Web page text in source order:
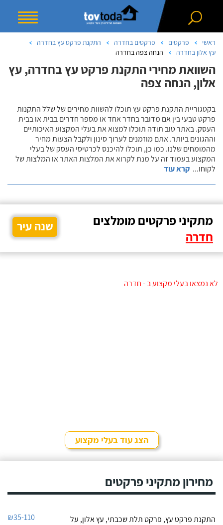
ראשי פרקטים פרקטים בחדרה
התקנת פרקט עץ בחדרה
עץ אלון בחדרה
הנחה צפה בחדרה
השוואת מחירי התקנת פרקט עץ בחדרה, עץ
אלון, הנחה צפה
בקטגוריית התקנת פרקט עץ תוכלו להשוות מחירים של שלל התקנות
פרקט טבעי בין אם מדובר בחדר אחד או מספר חדרים בבית או בבית
העסק. באתר טוב תודה תוכלו למצוא את בעלי המקצוע האיכותיים
וההגונים ביותר. אתם מוזמנים לערוך סינון ולקבל הצעות מחיר
מהמומחים שלנו. כמו כן, תוכלו להיכנס לכרטיסי העסק של בעלי
המקצוע בעמוד זה על מנת לקרוא את המלצות האתר או המלצות של
לקוחו... קרא עוד
מתקיני פרקטים מומלצים
חדרה
שנה עיר
לא נמצאו בעלי מקצוע ב - חדרה
הצג עוד בעלי מקצוע
מחירון מתקיני פרקטים
התקנת פרקט עץ, פרקט תלת שכבתי, עץ אלון, על
₪35-110